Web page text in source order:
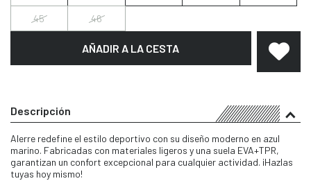
45 46
AÑADIR A LA CESTA
Descripción
Alerre redefine el estilo deportivo con su diseño moderno en azul
marino. Fabricadas con materiales ligeros y una suela EVA+TPR,
garantizan un confort excepcional para cualquier actividad. ¡Hazlas
tuyas hoy mismo!